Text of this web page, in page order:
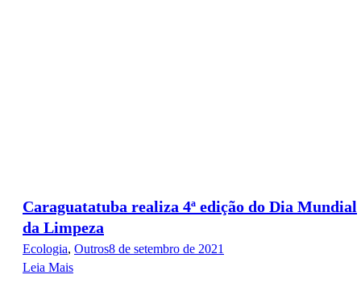
Caraguatatuba realiza 4ª edição do Dia Mundial
da Limpeza
Ecologia, Outros8 de setembro de 2021
Leia Mais